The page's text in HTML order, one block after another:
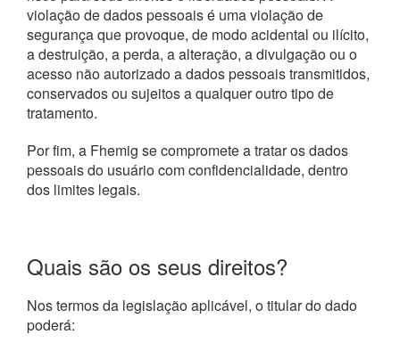
violação de dados pessoais é uma violação de
segurança que provoque, de modo acidental ou ilícito,
a destruição, a perda, a alteração, a divulgação ou o
acesso não autorizado a dados pessoais transmitidos,
conservados ou sujeitos a qualquer outro tipo de
tratamento.
Por fim, a Fhemig se compromete a tratar os dados
pessoais do usuário com confidencialidade, dentro
dos limites legais.
Quais são os seus direitos?
Nos termos da legislação aplicável, o titular do dado
poderá: